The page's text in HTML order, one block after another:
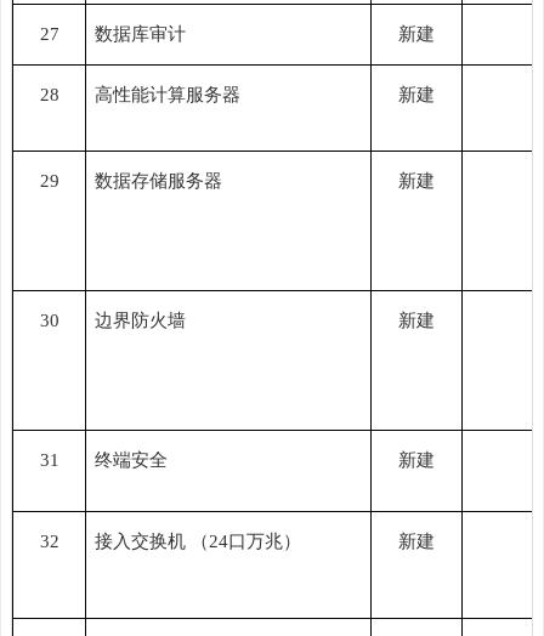
27 数据库审计 新建
28 高性能计算服务器 新建
29 数据存储服务器 新建
30 边界防火墙 新建
31 终端安全 新建
32 接入交换机 （24口万兆） 新建